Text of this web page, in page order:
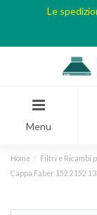
Le
Menu
Home Filtri e Ricambi
Cappa Faber 152 2152